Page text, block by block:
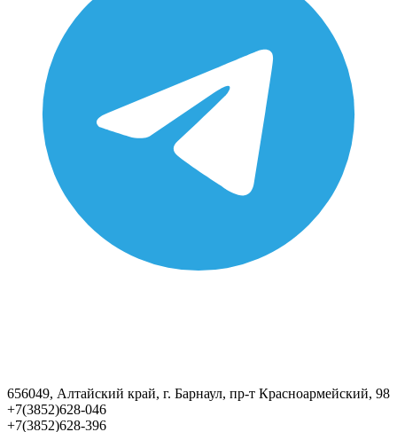
656049, Алтайский край, г. Барнаул, пр-т Красноармейский, 98
+7(3852)628-046
+7(3852)628-396